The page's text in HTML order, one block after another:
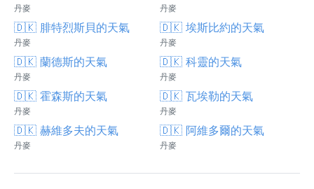
丹麥 丹麥
🇩🇰 腓特烈斯貝的天氣
丹麥
🇩🇰 埃斯比約的天氣
丹麥
🇩🇰 蘭德斯的天氣
丹麥
🇩🇰 科靈的天氣
丹麥
🇩🇰 霍森斯的天氣
丹麥
🇩🇰 瓦埃勒的天氣
丹麥
🇩🇰 赫維多夫的天氣
丹麥
🇩🇰 阿維多爾的天氣
丹麥